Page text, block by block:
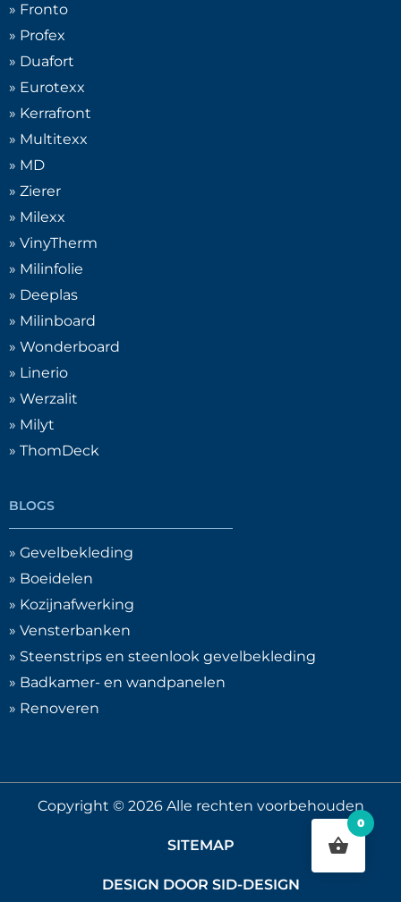
» Fronto
» Profex
» Duafort
» Eurotexx
» Kerrafront
» Multitexx
» MD
» Zierer
» Milexx
» VinyTherm
» Milinfolie
» Deeplas
» Milinboard
» Wonderboard
» Linerio
» Werzalit
» Milyt
» ThomDeck
BLOGS
» Gevelbekleding
» Boeidelen
» Kozijnafwerking
» Vensterbanken
» Steenstrips en steenlook gevelbekleding
» Badkamer- en wandpanelen
» Renoveren
Copyright © 2026 Alle rechten voorbehouden
SITEMAP
DESIGN DOOR SID-DESIGN
0